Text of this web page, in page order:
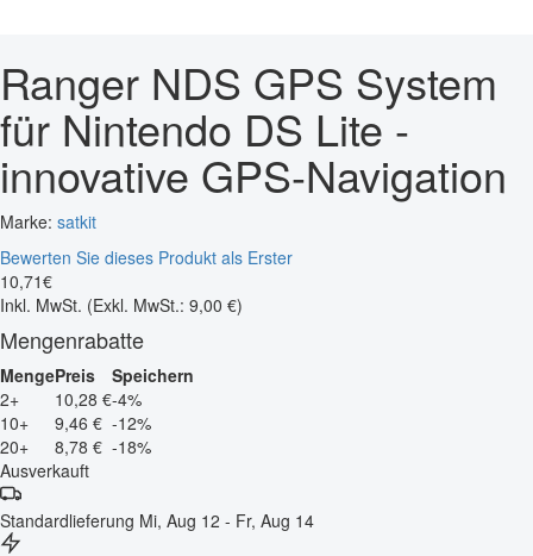
Ranger NDS GPS System
für Nintendo DS Lite -
innovative GPS-Navigation
Marke: satkit
Bewerten Sie dieses Produkt als Erster
10,71€
Inkl. MwSt. (Exkl. MwSt.: 9,00 €)
Mengenrabatte
MengePreis
Speichern
2+
10,28 €-4%
10+
9,46 € -12%
20+
8,78 € -18%
Ausverkauft
Standardlieferung Mi, Aug 12 - Fr, Aug 14